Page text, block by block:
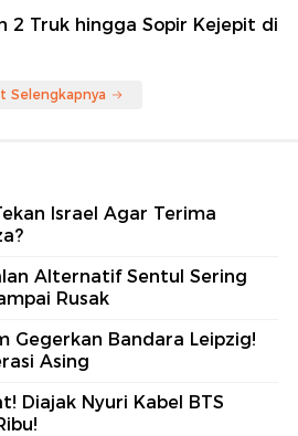
2 Truk hingga Sopir Kejepit di
Selengkapnya
Israel Agar Terima
Alternatif Sentul Sering
Rusak
Gegerkan Bandara Leipzig!
Asing
Diajak Nyuri Kabel BTS